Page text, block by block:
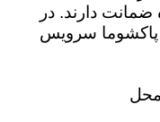
می‌شود و قطعات تا ۶ ماه ضمانت دارند. در
سرویس